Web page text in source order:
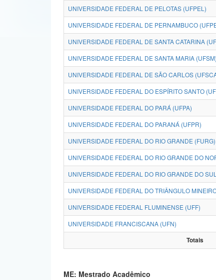
UNIVERSIDADE FEDERAL DE PELOTAS (UFPEL)
UNIVERSIDADE FEDERAL DE PERNAMBUCO
UNIVERSIDADE FEDERAL DE SANTA CATARINA
UNIVERSIDADE FEDERAL DE SANTA MARIA (UFSM)
UNIVERSIDADE FEDERAL DE SÃO CARLOS
UNIVERSIDADE FEDERAL DO ESPÍRITO SANTO
UNIVERSIDADE FEDERAL DO PARÁ (UFPA)
UNIVERSIDADE FEDERAL DO PARANÁ (UFPR)
UNIVERSIDADE FEDERAL DO RIO GRANDE (FURG)
UNIVERSIDADE FEDERAL DO RIO GRANDE DO
UNIVERSIDADE FEDERAL DO RIO GRANDE DO
UNIVERSIDADE FEDERAL DO TRIÂNGULO
UNIVERSIDADE FEDERAL FLUMINENSE (UFF)
UNIVERSIDADE FRANCISCANA (UFN)
Totais
ME: Mestrado Acadêmico